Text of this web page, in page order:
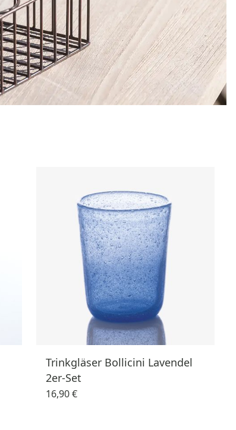
Trinkgläser Bollicini Lavendel
2er-Set
16,90 €